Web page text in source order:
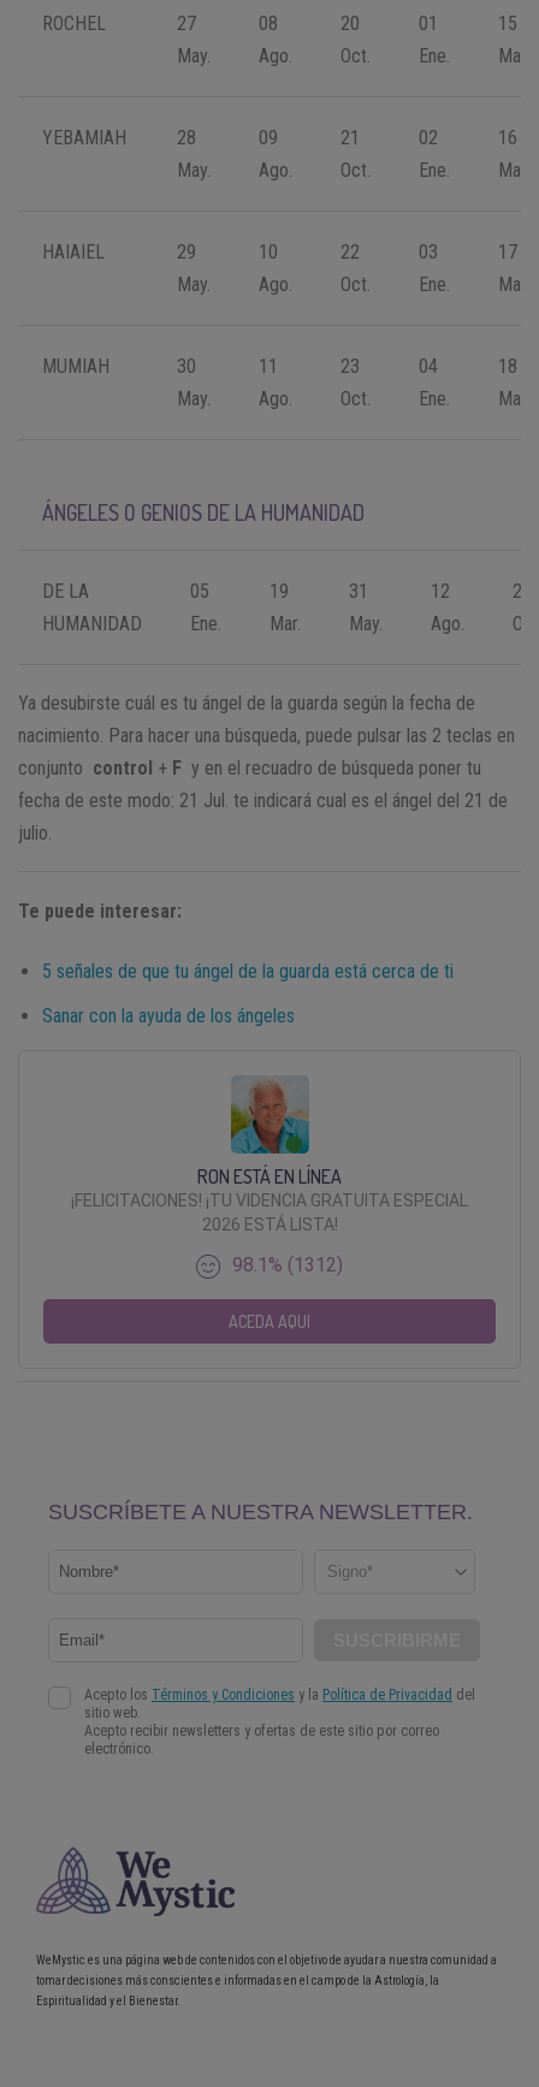
ROCHEL
27
May.
08
Ago.
20
Oct.
01
Ene.
15
Mar.
YEBAMIAH
28
May.
09
Ago.
21
Oct.
02
Ene.
16
Mar.
HAIAIEL
29
May.
10
Ago.
22
Oct.
03
Ene.
17
Mar.
MUMIAH
30
May.
11
Ago.
23
Oct.
04
Ene.
18
Mar.
ÁNGELES O GENIOS DE LA HUMANIDAD
DE LA
HUMANIDAD
05
Ene.
19
Mar.
31
May.
12
Ago.
24
Ya desubirste cuál es tu ángel de la guarda según la fecha de
nacimiento. Para hacer una búsqueda, puede pulsar las 2 teclas en
conjunto control + F y en el recuadro de búsqueda poner tu
fecha de este modo: 21 Jul. te indicará cual es el ángel del 21 de
julio.
Te puede interesar:
5 señales de que tu ángel de la guarda está cerca de ti
Sanar con la ayuda de los ángeles
RON ESTÁ EN LÍNEA
¡FELICITACIONES! ¡TU VIDENCIA GRATUITA ESPECIAL
2026 ESTÁ LISTA!
98.1% (1312)
ACEDA AQUI
WeMystic es una página web de contenidos con el objetivo de ayudar a nuestra comunidad a
tomar decisiones más conscientes e informadas en el campo de la Astrología, la
Espiritualidad y el Bienestar.